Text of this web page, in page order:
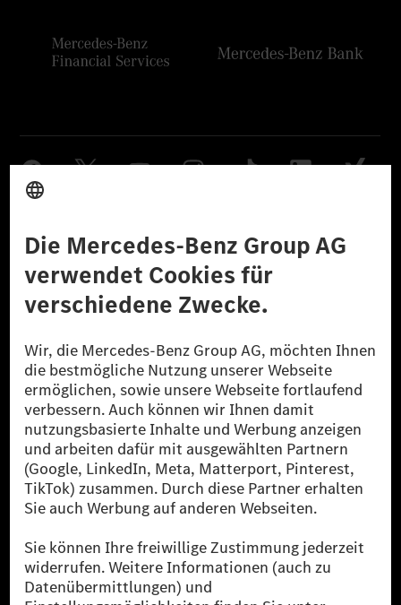
Datenschutz Lizenzhinweise Dritter Barrierefreiheit
© 2026 Mercedes-Benz Group AG. Alle Rechte vorbehalten.
[1] Bilanziell CO₂-neutral bedeutet, dass nicht vermiedene oder nicht
reduzierte CO₂-Emissionen bei der Mercedes-Benz Group durch
zertifizierte Ausgleichsprojekte kompensiert werden.
[2] Renewable Charging ist ein integraler Bestandteil von MB.CHARGE
Public in Europa, den USA, Kanada und China. Sofern an der jeweiligen
Ladestation noch kein Strom aus erneuerbaren Energien vorliegt,
verwendet Renewable Charging Grünstromzertifikate*. Diese stellen
sicher, dass für Ladevorgänge über MB.CHARGE Public eine äquivalente
Strommenge aus erneuerbaren Energien ins Stromnetz eingespeist wird.
als sechs Jahre sind.
* Inkl. EKOenergy Ökolabel
* Die angegebenen Werte wurden nach dem vorgeschriebenen
Messverfahren WLTP (Worldwide harmonised Light vehicles Test